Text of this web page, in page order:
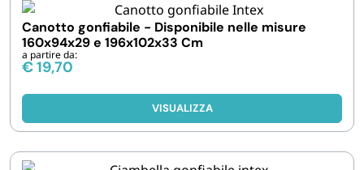
CASA E PERSONA
FERRAMENTA E LINEA AUTO
Canotto gonfiabile - Disponibile nelle misure
160x94x29 e 196x102x33 Cm
a partire da:
€19,70
VISUALIZZA